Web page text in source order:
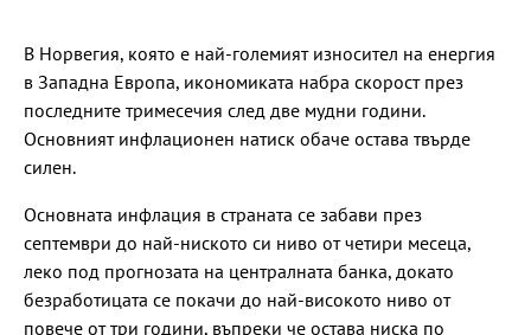
В Норвегия, която е най-големият износител на енергия
в Западна Европа, икономиката набра скорост през
последните тримесечия след две мудни години.
Основният инфлационен натиск обаче остава твърде
силен.
Основната инфлация в страната се забави през
септември до най-ниското си ниво от четири месеца,
леко под прогнозата на централната банка, докато
безработицата се покачи до най-високото ниво от
повече от три години, въпреки че остава ниска по